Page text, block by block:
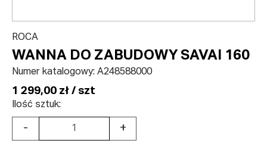
ROCA
WANNA DO ZABUDOWY SAVAI 160
Numer katalogowy: A248588000
1 299,00 zł / szt
Ilość sztuk:
- +